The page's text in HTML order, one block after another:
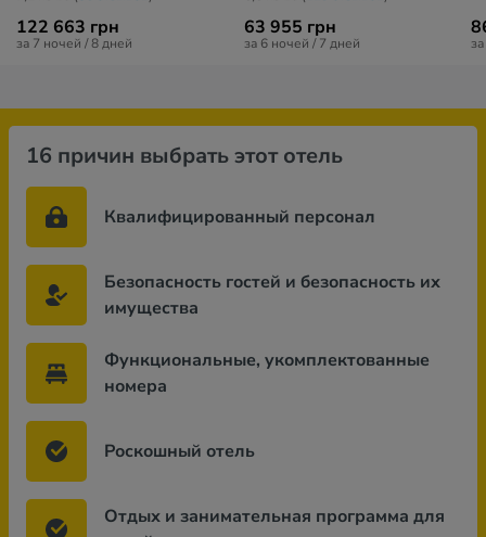
122 663 грн
за 7 ночей / 8 дней
63 955 грн
за 6 ночей / 7 дней
16 причин выбрать этот отель
Квалифицированный персонал
Безопасность гостей и безопасность их
имущества
Функциональные, укомплектованные
номера
Роскошный отель
Отдых и занимательная программа для